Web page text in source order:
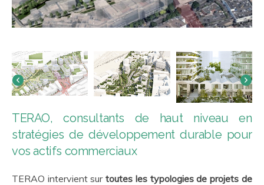
TERAO, consultants de haut niveau en
stratégies de développement durable pour
vos actifs commerciaux
TERAO intervient sur toutes les typologies de projets de